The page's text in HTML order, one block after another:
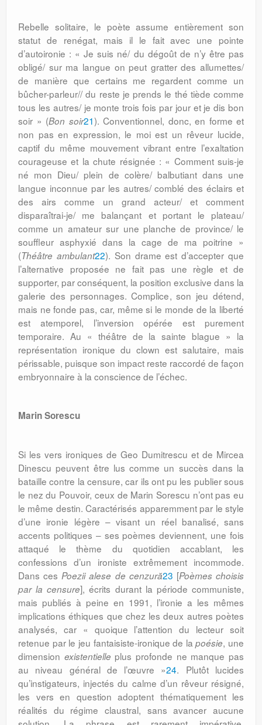
Rebelle solitaire, le poète assume entièrement son
statut de renégat, mais il le fait avec une pointe
d’autoironie : « Je suis né/ du dégoût de n’y être pas
obligé/ sur ma langue on peut gratter des allumettes/
de manière que certains me regardent comme un
bûcher-parleur// du reste je prends le thé tiède comme
tous les autres/ je monte trois fois par jour et je dis bon
soir » (Bon soir21). Conventionnel, donc, en forme et
non pas en expression, le moi est un rêveur lucide,
captif du même mouvement vibrant entre l’exaltation
courageuse et la chute résignée : « Comment suis-je
né mon Dieu/ plein de colère/ balbutiant dans une
langue inconnue par les autres/ comblé des éclairs et
des airs comme un grand acteur/ et comment
disparaîtrai-je/ me balançant et portant le plateau/
comme un amateur sur une planche de province/ le
souffleur asphyxié dans la cage de ma poitrine »
(Théâtre ambulant22). Son drame est d’accepter que
l’alternative proposée ne fait pas une règle et de
supporter, par conséquent, la position exclusive dans la
galerie des personnages. Complice, son jeu détend,
mais ne fonde pas, car, même si le monde de la liberté
est atemporel, l’inversion opérée est purement
temporaire. Au « théâtre de la sainte blague » la
représentation ironique du clown est salutaire, mais
périssable, puisque son impact reste raccordé de façon
embryonnaire à la conscience de l’échec.
Marin Sorescu
Si les vers ironiques de Geo Dumitrescu et de Mircea
Dinescu peuvent être lus comme un succès dans la
bataille contre la censure, car ils ont pu les publier sous
le nez du Pouvoir, ceux de Marin Sorescu n’ont pas eu
le même destin. Caractérisés apparemment par le style
d’une ironie légère – visant un réel banalisé, sans
accents politiques – ses poèmes deviennent, une fois
attaqué le thème du quotidien accablant, les
confessions d’un ironiste extrêmement incommode.
Dans ces Poezii alese de cenzură23 [Poèmes choisis
par la censure], écrits durant la période communiste,
mais publiés à peine en 1991, l’ironie a les mêmes
implications éthiques que chez les deux autres poètes
analysés, car « quoique l’attention du lecteur soit
retenue par le jeu fantaisiste-ironique de lapoésie, une
dimension existentielle plus profonde ne manque pas
au niveau général de l’œuvre »24. Plutôt lucides
qu’instigateurs, injectés du calme d’un rêveur résigné,
les vers en question adoptent thématiquement les
réalités du régime claustral, sans avancer aucune